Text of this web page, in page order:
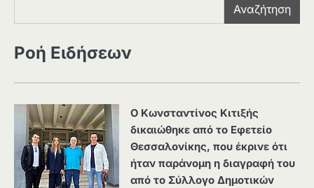
Αναζήτηση
Ροή Ειδήσεων
Ο Κωνσταντίνος Κιτιξής
δικαιώθηκε από το Εφετείο
Θεσσαλονίκης, που έκρινε ότι
ήταν παράνομη η διαγραφή του
από το Σύλλογο Δημοτικών